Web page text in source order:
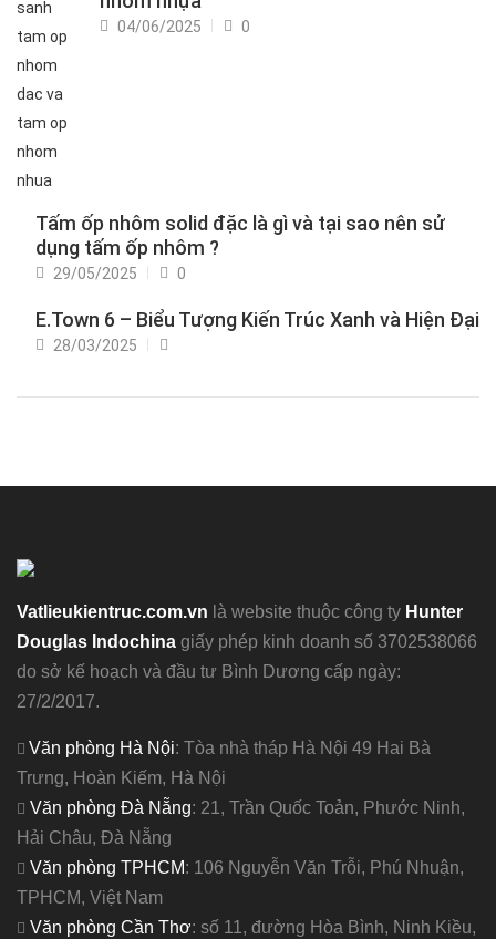
Posted
04/06/2025 0
Tấm ốp nhôm solid đặc là gì và tại sao nên sử
dụng tấm ốp nhôm ?
Posted
29/05/2025 0
E.Town 6 – Biểu Tượng Kiến Trúc Xanh và Hiện Đại
Posted
28/03/2025
Vatlieukientruc.com.vn là website thuộc công ty Hunter
Douglas Indochina giấy phép kinh doanh số 3702538066
do sở kế hoạch và đầu tư Bình Dương cấp ngày:
27/2/2017.
Văn phòng Hà Nội: Tòa nhà tháp Hà Nội 49 Hai Bà
Trưng, Hoàn Kiếm, Hà Nội
Văn phòng Đà Nẵng: 21, Trần Quốc Toản, Phước Ninh,
Hải Châu, Đà Nẵng
Văn phòng TPHCM: 106 Nguyễn Văn Trỗi, Phú Nhuận,
TPHCM, Việt Nam
Văn phòng Cần Thơ: số 11, đường Hòa Bình, Ninh Kiều,